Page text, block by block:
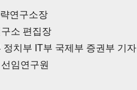
연구소장
소 편집장
치부 IT부 국제부 증권부 기자
임연구원